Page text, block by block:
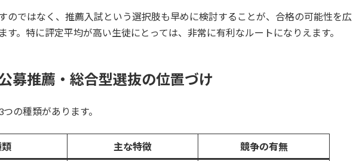
のではなく、推薦入試という選択肢も早めに検討することが、合格の可能性を広
す。特に評定平均が高い生徒にとっては、非常に有利なルートになりえます。
募推薦・総合型選抜の位置づけ
の種類があります。
主な特徴 競争の有無